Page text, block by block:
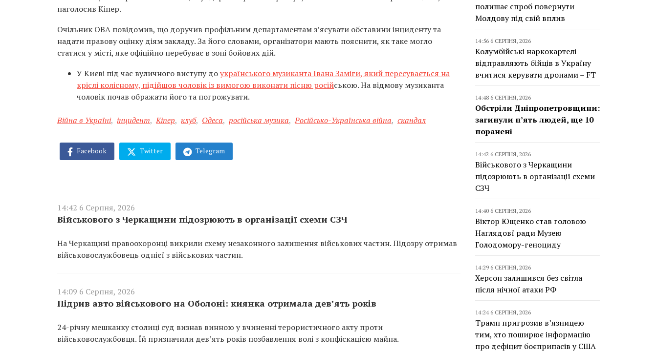
наголосив Кіпер.
Очільник ОВА повідомив, що доручив профільним департаментам з’ясувати обставини інциденту та
надати правову оцінку діям закладу. За його словами, організатори мають пояснити, як таке могло
статися у місті, яке офіційно перебуває в зоні бойових дій.
У Києві під час вуличного виступу доукраїнського музиканта Івана Заміги, який пересувається на
кріслі колісному, підійшов чоловік із вимогою виконати пісню російською. На відмову музиканта
чоловік почав ображати його та погрожувати.
Війна в Україні, інцидент, Кіпер, клуб, Одеса, російська музика, Російсько-Українська війна, скандал
Facebook Twitter Telegram
14:42 6 Серпня, 2026
Військового з Черкащини підозрюють в організації схеми СЗЧ
На Черкащині правоохоронці викрили схему незаконного залишення військових частин. Підозру отримав
військовослужбовець однієї з військових частин.
14:09 6 Серпня, 2026
Підрив авто військового на Оболоні: киянка отримала дев’ять років
24-річну мешканку столиці суд визнав винною у вчиненні терористичного акту проти
військовослужбовця. Їй призначили дев’ять років позбавлення волі з конфіскацією майна.
полишає спроб повернути
Молдову під свій вплив
14:56 6 СЕРПНЯ, 2026
Колумбійські наркокартелі
відправляють бійців в Україну
вчитися керувати дронами – FT
14:48 6 СЕРПНЯ, 2026
Обстріли Дніпропетровщини:
загинули п’ять людей, ще 10
поранені
14:42 6 СЕРПНЯ, 2026
Військового з Черкащини
підозрюють в організації схеми
СЗЧ
14:40 6 СЕРПНЯ, 2026
Віктор Ющенко став головою
Наглядовї ради Музею
Голодомору-геноциду
14:29 6 СЕРПНЯ, 2026
Херсон залишився без світла
після нічної атаки РФ
14:24 6 СЕРПНЯ, 2026
Трамп пригрозив в’язницею
тим, хто поширює інформацію
про дефіцит боєприпасів у США